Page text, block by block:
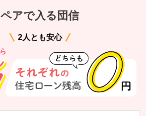
ペアで入る団信
2人とも安心